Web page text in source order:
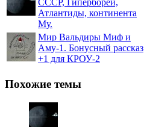
СССР, Гипербореи,
Атлантиды, континента
Му.
Мир Вальдиры Миф и
Аму-1. Бонусный рассказ
+1 для КРОУ-2
Похожие темы